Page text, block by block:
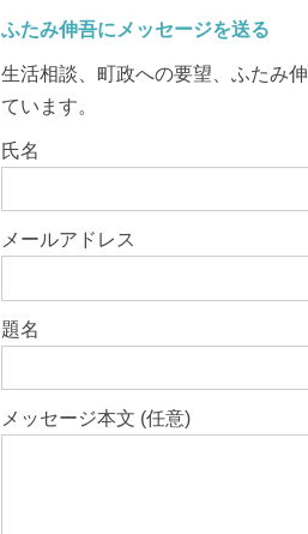
ふたみ伸吾にメッセージを送る
生活相談、町政への要望、ふたみ
ています。
このフィールドは空のままにして
氏名
メールアドレス
題名
メッセージ本文 (任意)